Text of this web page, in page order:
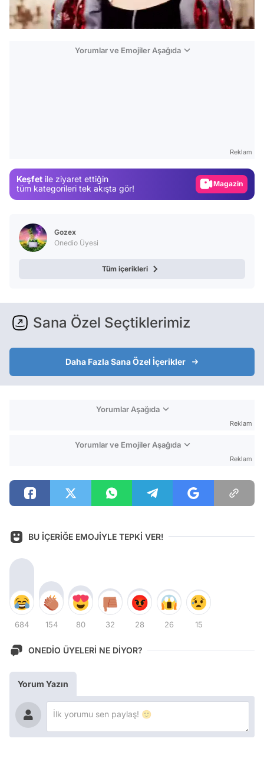
Yorumlar ve Emojiler Aşağıda
Reklam
Keşfet ile ziyaret ettiğin
tüm kategorileri tek akışta gör!
Video
Gozex
Onedio Üyesi
Tüm içerikleri
Sana Özel Seçtiklerimiz
Daha Fazla Sana Özel İçerikler
Yorumlar Aşağıda
Reklam
Yorumlar ve Emojiler Aşağıda
Reklam
BU İÇERİĞE EMOJİYLE TEPKİ VER!
684 154 80 32 28 26 15
ONEDİO ÜYELERİ NE DİYOR?
Yorum Yazın